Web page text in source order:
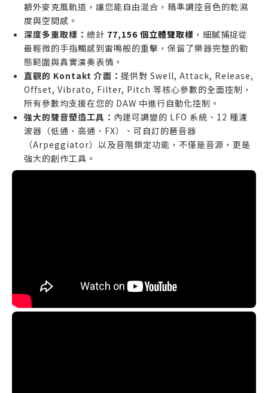
誰不適合購買
主要製作電子舞曲 (EDM) 或 Trap，且僅需合成鼓機
音色的製作人。
電腦硬碟空間小於 40GB，無法安裝大型音源庫的用
戶。
尚未使用過 Native Instruments Kontakt，或沒
有完整版 Kontakt 的新手。
額外麥克風軌道，讓您能自由混合，精準調控音色的乾濕
度與空間感。
深度多重取樣： 總計 77,156 個立體聲取樣 ，細膩捕捉從
最輕微的手指觸感到雷鳴般的重擊，保留了樂器完整的動
態範圍與真實演奏表情。
直觀的 Kontakt 介面： 提供對 Swell, Attack, Release,
Offset, Vibrato, Filter, Pitch 等核心參數的全面控制，
所有參數均支援在您的 DAW 中進行自動化控制。
強大的聲音塑造工具： 內建可調變的 LFO 系統、12 種濾
波器（低通、高通、FX）、可自訂的琶音器
（Arpeggiator）以及音階鎖定功能，不僅是音源，更是
強大的創作工具。